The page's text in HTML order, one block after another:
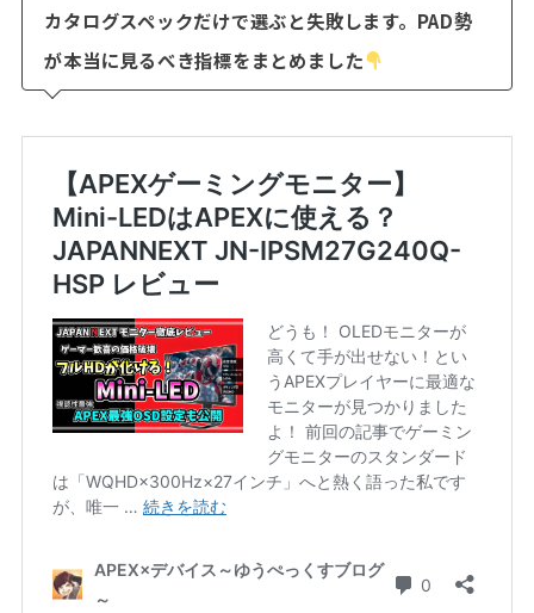
カタログスペックだけで選ぶと失敗します。PAD勢
が本当に見るべき指標をまとめました